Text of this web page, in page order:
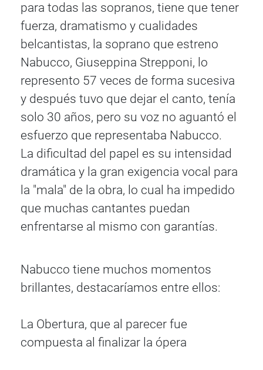
para todas las sopranos, tiene que tener
fuerza, dramatismo y cualidades
belcantistas, la soprano que estreno
Nabucco, Giuseppina Strepponi, lo
represento 57 veces de forma sucesiva
y después tuvo que dejar el canto, tenía
solo 30 años, pero su voz no aguantó el
esfuerzo que representaba Nabucco.
La dificultad del papel es su intensidad
dramática y la gran exigencia vocal para
la "mala" de la obra, lo cual ha impedido
que muchas cantantes puedan
enfrentarse al mismo con garantías.
Nabucco tiene muchos momentos
brillantes, destacaríamos entre ellos:
La Obertura, que al parecer fue
compuesta al finalizar la ópera